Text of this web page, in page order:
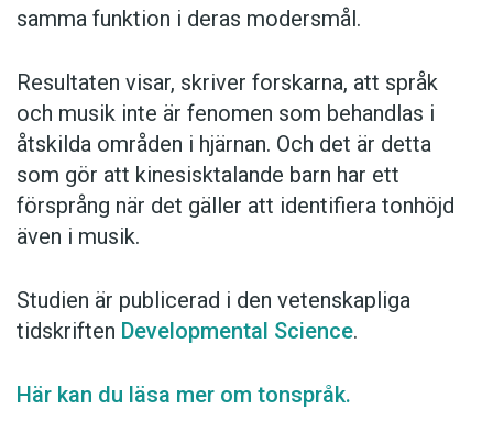
samma funktion i deras modersmål.
Resultaten visar, skriver forskarna, att språk
och musik inte är fenomen som behandlas i
åtskilda områden i hjärnan. Och det är detta
som gör att kinesisktalande barn har ett
försprång när det gäller att identifiera tonhöjd
även i musik.
Studien är publicerad i den vetenskapliga
tidskriften Developmental Science.
Här kan du läsa mer om tonspråk.